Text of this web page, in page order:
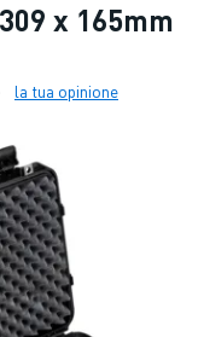
x 165mm
la tua opinione